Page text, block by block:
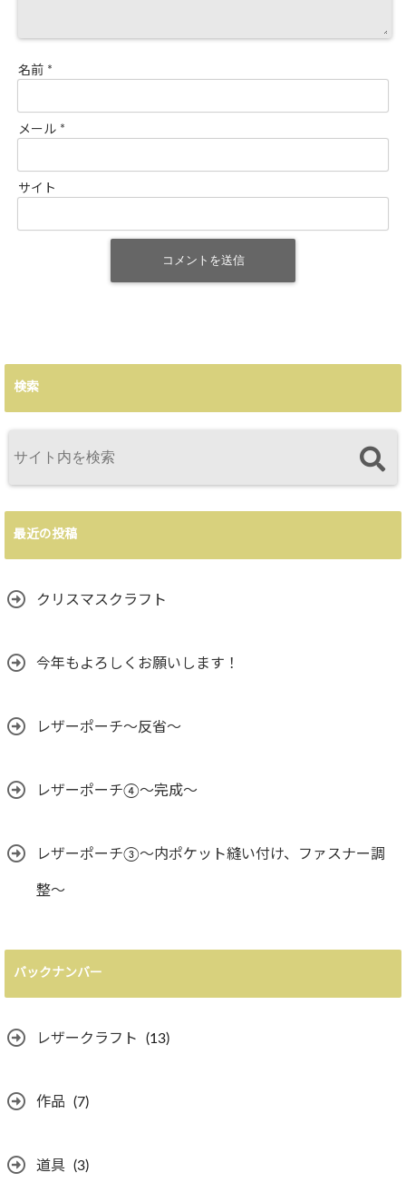
名前 *
メール *
サイト
検索
最近の投稿
クリスマスクラフト
今年もよろしくお願いします！
レザーポーチ～反省～
レザーポーチ④～完成～
レザーポーチ③〜内ポケット縫い付け、ファスナー調
整〜
バックナンバー
レザークラフト (13)
作品 (7)
道具 (3)